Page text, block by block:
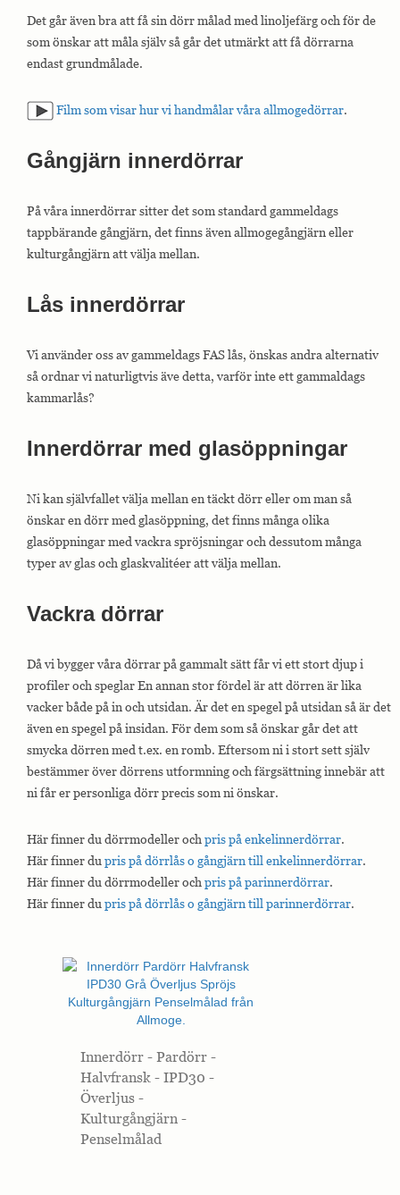
Det går även bra att få sin dörr målad med linoljefärg och för de
som önskar att måla själv så går det utmärkt att få dörrarna
endast grundmålade.
Film som visar hur vi handmålar våra allmogedörrar.
Gångjärn innerdörrar
På våra innerdörrar sitter det som standard gammeldags
tappbärande gångjärn, det finns även allmogegångjärn eller
kulturgångjärn att välja mellan.
Lås innerdörrar
Vi använder oss av gammeldags FAS lås, önskas andra alternativ
så ordnar vi naturligtvis äve detta, varför inte ett gammaldags
kammarlås?
Innerdörrar med glasöppningar
Ni kan självfallet välja mellan en täckt dörr eller om man så
önskar en dörr med glasöppning, det finns många olika
glasöppningar med vackra spröjsningar och dessutom många
typer av glas och glaskvalitéer att välja mellan.
Vackra dörrar
Då vi bygger våra dörrar på gammalt sätt får vi ett stort djup i
profiler och speglar En annan stor fördel är att dörren är lika
vacker både på in och utsidan. Är det en spegel på utsidan så är det
även en spegel på insidan. För dem som så önskar går det att
smycka dörren med t.ex. en romb. Eftersom ni i stort sett själv
bestämmer över dörrens utformning och färgsättning innebär att
ni får er personliga dörr precis som ni önskar.
Här finner du dörrmodeller och pris på enkelinnerdörrar.
Här finner du pris på dörrlås o gångjärn till enkelinnerdörrar.
Här finner du dörrmodeller och pris på parinnerdörrar.
Här finner du pris på dörrlås o gångjärn till parinnerdörrar.
Innerdörr - Pardörr -
Halvfransk - IPD30 -
Överljus -
Kulturgångjärn -
Penselmålad
hemsidan.
Marknadsföring
cookies används
för att leverera
anpassade
annonser baserat
och analysera
effektiviteten i
annonskampanjen.